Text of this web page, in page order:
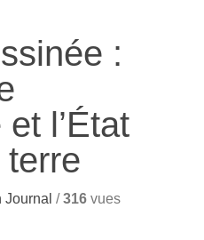
:
l’État
/316 vues